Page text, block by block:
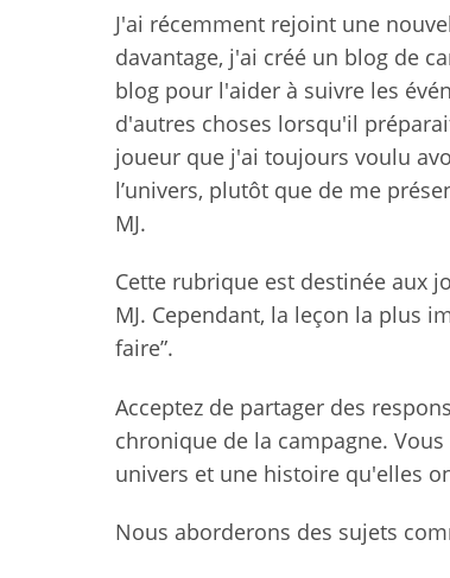
J'ai récemment rejoint une
davantage, j'ai créé un blog de
blog pour l'aider à suivre les
d'autres choses lorsqu'il
joueur que j'ai toujours voulu
l’univers, plutôt que de me
MJ.
Cette rubrique est destinée aux
MJ. Cependant, la leçon la plus
faire”.
Acceptez de partager des
chronique de la campagne.
univers et une histoire qu'elles
Nous aborderons des sujets